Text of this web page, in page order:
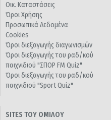
Οικ. Καταστάσεις
Όροι Χρήσης
Προσωπικά Δεδομένα
Cookies
Όροι διεξαγωγής διαγωνισμών
Όροι διεξαγωγής του ραδ/κού
παιχνιδιού "ΣΠΟΡ FM Quiz"
Όροι διεξαγωγής του ραδ/κού
παιχνιδιού "Sport Quiz"
SITES ΤΟΥ ΟΜΙΛΟΥ